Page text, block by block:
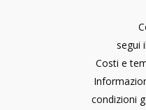
segui
Costi e
condizioni